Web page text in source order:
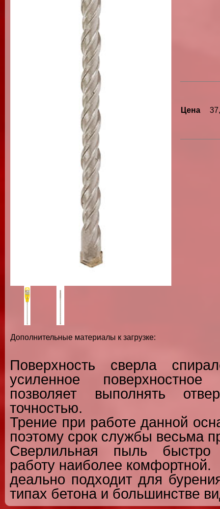
Дополнительные материалы к загрузке:
Цена
Поверхность сверла
усиленное
позволяет выполнять
точностью.
Трение при работе данной
поэтому срок службы весьма
Сверлильная пыль быстро
работу наиболее комфортной.
деально подходит для
типах бетона и большинстве